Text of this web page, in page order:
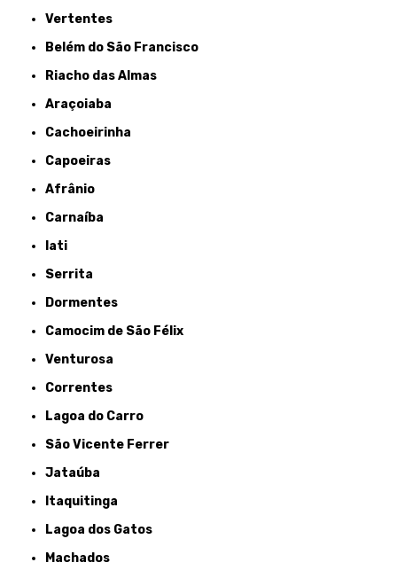
Vertentes
Belém do São Francisco
Riacho das Almas
Araçoiaba
Cachoeirinha
Capoeiras
Afrânio
Carnaíba
Iati
Serrita
Dormentes
Camocim de São Félix
Venturosa
Correntes
Lagoa do Carro
São Vicente Ferrer
Jataúba
Itaquitinga
Lagoa dos Gatos
Machados